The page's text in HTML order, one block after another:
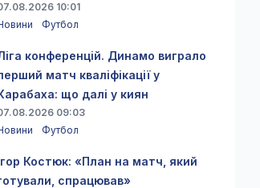
10:01
Футбол
конференцій. Динамо виграло
матч кваліфікації у
що далі у киян
09:03
Футбол
Костюк: «План на матч, який
спрацював»